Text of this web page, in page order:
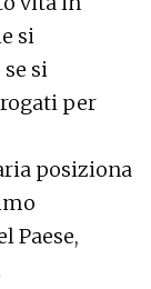
si
si
per
posiziona
Paese,